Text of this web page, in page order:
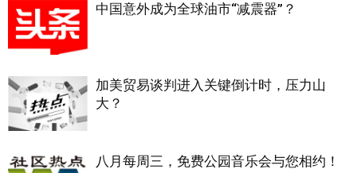
中国意外成为全球油市“减震器”？
加美贸易谈判进入关键倒计时，压力山
大？
八月每周三，免费公园音乐会与您相约！